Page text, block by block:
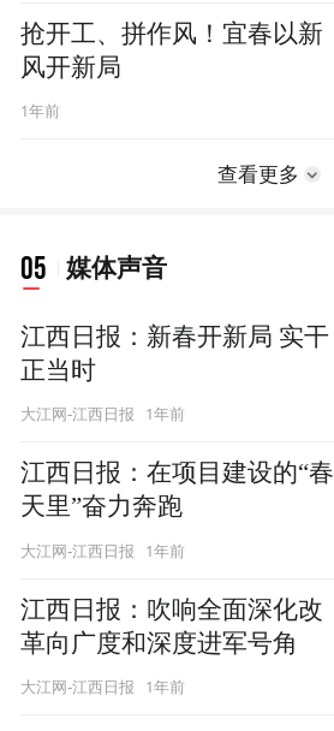
抢开工、拼作风！宜春以新
风开新局
1年前
查看更多
05 媒体声音
江西日报：新春开新局 实干
正当时
大江网-江西日报 1年前
江西日报：在项目建设的“春
天里”奋力奔跑
大江网-江西日报 1年前
江西日报：吹响全面深化改
革向广度和深度进军号角
大江网-江西日报 1年前